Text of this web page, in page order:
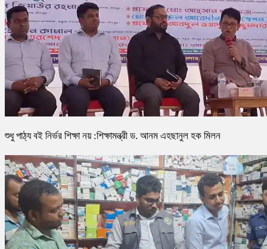
শুধু পাঠ্য বই নির্ভর শিক্ষা নয় :শিক্ষামন্ত্রী ড. আনম এহছানুল হক মিলন